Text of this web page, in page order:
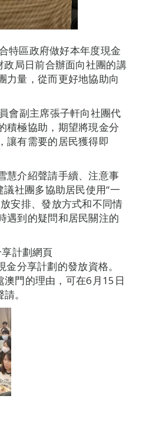
特區政府做好本年度現金
政局日前合辦面向社團的講
力量，從而更好地協助向
會副主席張子軒向社團代
積極協助，期望將現金分
讓有需要的居民獲得即
慧介紹聲請手續、注意事
社團多協助居民使用“一
安排、發放方式和不同情
遇到的疑問和居民關注的
計劃網頁
分享計劃的發放資格。
門的理由，可在6月15日
。